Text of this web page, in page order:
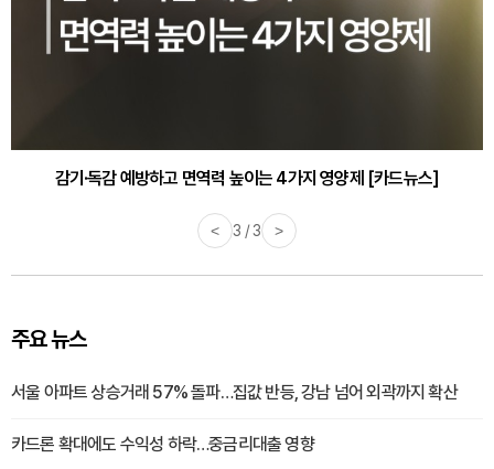
감기·독감 예방하고 면역력 높이는 4가지 영양제 [카드뉴스]
< 3 / 3 >
주요 뉴스
서울 아파트 상승거래 57% 돌파…집값 반등, 강남 넘어 외곽까지 확산
카드론 확대에도 수익성 하락…중금리대출 영향